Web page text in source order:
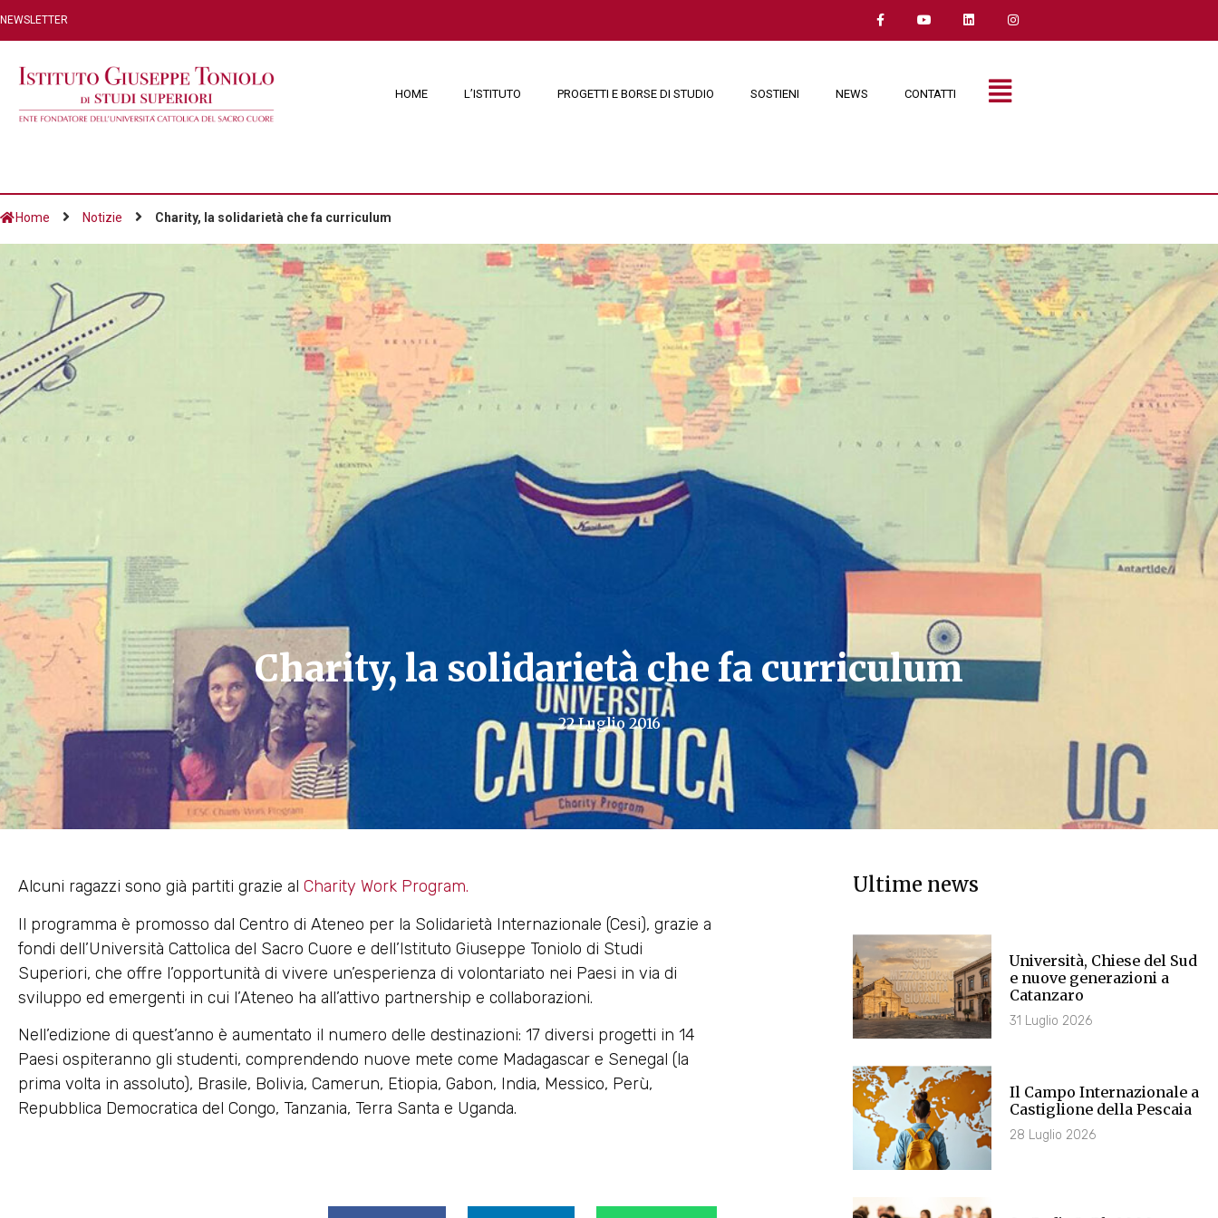
NEWSLETTER
HOME L’ISTITUTO PROGETTI E BORSE DI STUDIO SOSTIENI NEWS CONTATTI
Home Notizie Charity, la solidarietà che fa curriculum
Charity, la solidarietà che fa curriculum
22 Luglio 2016
Alcuni ragazzi sono già partiti grazie al Charity Work Program.
Il programma è promosso dal Centro di Ateneo per la Solidarietà Internazionale (Cesi), grazie a
fondi dell’Università Cattolica del Sacro Cuore e dell’Istituto Giuseppe Toniolo di Studi
Superiori, che offre l’opportunità di vivere un’esperienza di volontariato nei Paesi in via di
sviluppo ed emergenti in cui l’Ateneo ha all’attivo partnership e collaborazioni.
Nell’edizione di quest’anno è aumentato il numero delle destinazioni: 17 diversi progetti in 14
Paesi ospiteranno gli studenti, comprendendo nuove mete come Madagascar e Senegal (la
prima volta in assoluto), Brasile, Bolivia, Camerun, Etiopia, Gabon, India, Messico, Perù,
Repubblica Democratica del Congo, Tanzania, Terra Santa e Uganda.
Ultime news
Università, Chiese del Sud
e nuove generazioni a
Catanzaro
31 Luglio 2026
Il Campo Internazionale a
Castiglione della Pescaia
28 Luglio 2026